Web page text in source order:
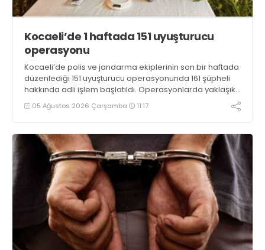
Kocaeli’de 1 haftada 151 uyuşturucu
operasyonu
Kocaeli’de polis ve jandarma ekiplerinin son bir haftada
düzenlediği 151 uyuşturucu operasyonunda 161 şüpheli
hakkında adli işlem başlatıldı. Operasyonlarda yaklaşık
2 kilogram uyuşturucu madde ile 121 kök kenevir bitkisi
ele geçirilirken, 9 şüpheli tutuklandı
05 Ağustos 2026 Çarşamba 11:17